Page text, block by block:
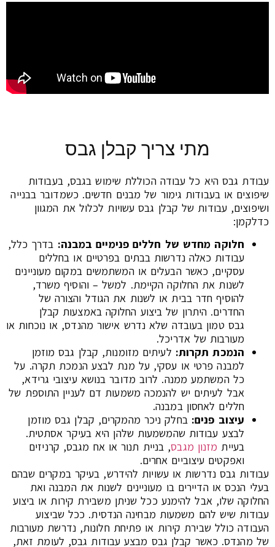
מתי צריך קבלן גבס
עבודת גבס היא כל עבודה הכוללת שימוש בגבס, בעבודות
שיפוצים או בעבודות גימור של מבנים חדשים. כשמדובר בבנייה
ושיפוצים, עבודות של קבלן גבס עשויות לכלול את המגוון
כדלקמן:
חלוקה מחדש של חללים פנימיים במבנה: בדרך כלל,
עבודות כאלה נדרשות בבתים בפרטיים או בחללים
עסקיים, כאשר הבעלים או המשתמשים במקום מעוניינים
לשנות את החלוקה הקיימת. למשל – והוסיף משרד,
להוסיף חדר בבית או לשנות את הגודל והצורה של
החדרים. היתרון של ביצוע החלוקה באמצעות קבלן
גבס טמון בעובדה שלא נדרש אישור מהנדס, או נוכחות או
מעורבות של אדריכל.
הנמכת תקרות: לעיתים מזומנות, קבלן גבס מוזמן
למבנה פרטי או עסקי, על מנת לבצע הנמכת תקרה. על
כל המשתמע ממנה. לרוב מדובר בנושא עיצובי גרידא,
אבל לעיתים יש להנמכה משמעות דם לעניין התוספת של
חללים לאחסון במבנה.
עיצוב פנים: בחלק ניכר מהמקרים, קבלן גבס מוזמן
לבצע עבודות שהמשמעות שלהן היא בעיקר אסתטית.
בעיית מזנון מגבס, בניית תנור או אח מגבס, קרניזים
ואפקטים עיצוביים אחרים.
עבודות גבס נדרשות או עשויות להידרש, בעיקר במקרים שבהם
בעלי הנכס או הדיירים בו מעוניינים לשנות את המבנה ואת
החלוקה שלו, אבל להימנע ככל שניתן משבירת קירות או ביצוע
עבודות שיש להם משמעות מבחינה הנדסית. ככל שביצוע
העבודה כולל שבירת קירות או פתיחת חלונות, נדרשת מעורבות
של מהנדס. כאשר קבלן גבס מבצע עבודות גבס, לעומת זאת,